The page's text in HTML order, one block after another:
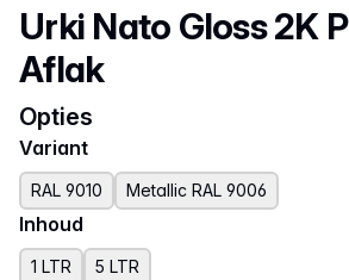
Productnaam
Urki Nato Gloss 2K
Aflak
Opties
Variant
RAL 9010 Metallic RAL 9006
Inhoud
1 LTR 5 LTR